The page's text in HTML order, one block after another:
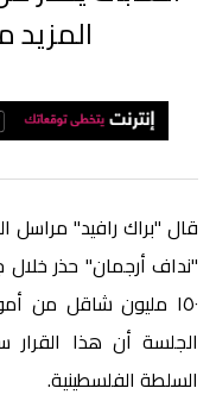
المزيد
"نداف أرجمان" حذر خلال
١٥٠ مليون شاقل من
الجلسة أن هذا
السلطة الفلسطينية.